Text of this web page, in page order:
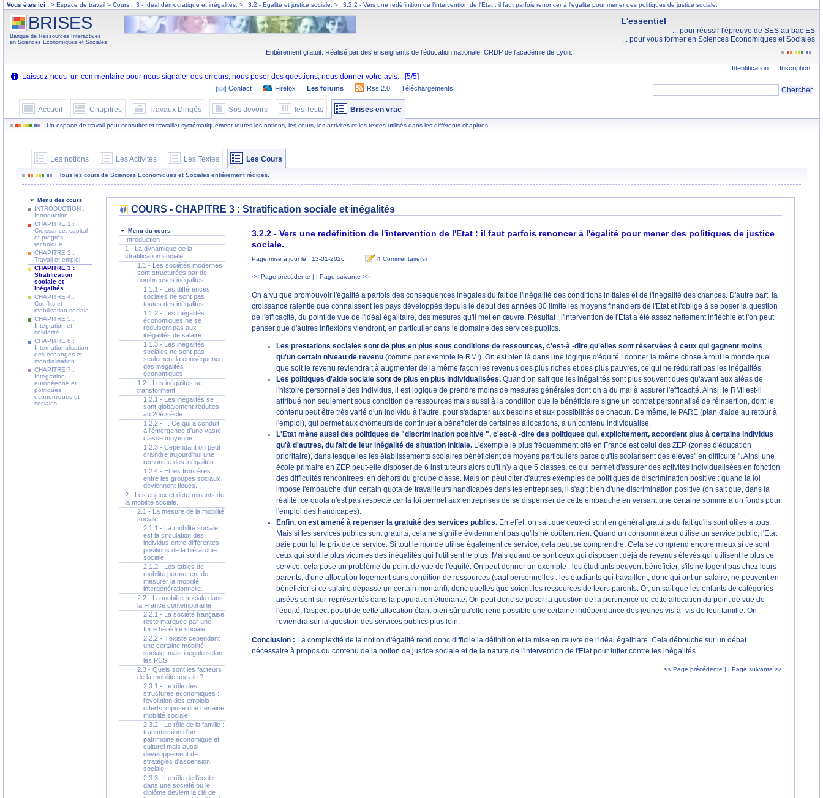
Vous êtes ici : > Espace de travail > Cours 3 - Idéal démocratique et inégalités. > 3.2 - Egalité et justice sociale. > 3.2.2 - Vers une redéfinition de l'intervention de l'Etat : il faut parfois renoncer à l'égalité pour mener des politiques de justice sociale.
L'essentiel
... pour réussir l'épreuve de SES au bac ES
... pour vous former en Sciences Economiques et Sociales
BRISES
Banque de Ressources Interactives
en Sciences Economiques et Sociales
Entièrement gratuit. Réalisé par des enseignants de l'éducation nationale. CRDP de l'académie de Lyon.
Identification Inscription
Contact Firefox Les forums Rss 2.0 Téléchargements
Accueil Chapitres Travaux Dirigés Sos devoirs les Tests Brises en vrac
Un espace de travail pour consulter et travailler systématiquement toutes les notions, les cours, les activites et les textes utilisés dans les différents chapitres
Les notions Les Activités Les Textes Les Cours
Tous les cours de Sciences Economiques et Sociales entièrement rédigés.
Menu des cours
INTRODUCTION :
Introduction
CHAPITRE 1 :
Croissance, capital
et progrès
technique
CHAPITRE 2 :
Travail et emploi
CHAPITRE 3 :
Stratification
sociale et
inégalités
CHAPITRE 4 :
Conflits et
mobilisation sociale
CHAPITRE 5 :
Intégration et
solidarité
CHAPITRE 6 :
Internationalisation
des échanges et
mondialisation
CHAPITRE 7 :
Intégration
européenne et
politiques
économiques et
sociales
COURS - CHAPITRE 3 : Stratification sociale et inégalités
Menu du cours
Introduction
1 - La dynamique de la
stratification sociale.
1.1 - Les sociétés modernes
sont structurées par de
nombreuses inégalités.
1.1.1 - Les différences
sociales ne sont pas
toutes des inégalités.
1.1.2 - Les inégalités
économiques ne se
réduisent pas aux
inégalités de salaire.
1.1.3 - Les inégalités
sociales ne sont pas
seulement la conséquence
des inégalités
économiques.
1.2 - Les inégalités se
transforment.
1.2.1 - Les inégalités se
sont globalement réduites
au 20è siècle.
1.2.2 - ... Ce qui a conduit
à l'émergence d'une vaste
classe moyenne.
1.2.3 - Cependant on peut
craindre aujourd'hui une
remontée des inégalités.
1.2.4 - Et les frontières
entre les groupes sociaux
deviennent floues.
2 - Les enjeux et déterminants de
la mobilité sociale.
2.1 - La mesure de la mobilité
sociale.
2.1.1 - La mobilité sociale
est la circulation des
individus entre différentes
positions de la hiérarchie
sociale.
2.1.2 - Les tables de
mobilité permettent de
mesurer la mobilité
intergénérationnelle.
2.2 - La mobilité sociale dans
la France contemporaine.
2.2.1 - La société française
reste marquée par une
forte hérédité sociale.
2.2.2 - Il existe cependant
une certaine mobilité
sociale, mais inégale selon
les PCS.
2.3 - Quels sont les facteurs
de la mobilité sociale ?
2.3.1 - Le rôle des
structures économiques :
l'évolution des emplois
offerts impose une certaine
mobilité sociale.
2.3.2 - Le rôle de la famille :
transmission d'un
patrimoine économique et
culturel mais aussi
développement de
stratégies d'ascension
sociale.
2.3.3 - Le rôle de l'école :
dans une société où le
diplôme devient la clé de
3.2.2 - Vers une redéfinition de l'intervention de l'Etat : il faut parfois renoncer à l'égalité pour mener des politiques de justice
sociale.
Page mise à jour le : 13-01-2026 4 Commentaire(s)
<< Page précédente | | Page suivante >>
On a vu que promouvoir l'égalité a parfois des conséquences inégales du fait de l'inégalité des conditions initiales et de l'inégalité des chances. D'autre part, la
croissance ralentie que connaissent les pays développés depuis le début des années 80 limite les moyens financiers de l'Etat et l'oblige à se poser la question
de l'efficacité, du point de vue de l'idéal égalitaire, des mesures qu'il met en œuvre. Résultat : l'intervention de l'Etat a été assez nettement infléchie et l'on peut
penser que d'autres inflexions viendront, en particulier dans le domaine des services publics.
Les prestations sociales sont de plus en plus sous conditions de ressources, c'est-à -dire qu'elles sont réservées à ceux qui gagnent moins
qu'un certain niveau de revenu(comme par exemple le RMI). On est bien là dans une logique d'équité : donner la même chose à tout le monde quel
que soit le revenu reviendrait à augmenter de la même façon les revenus des plus riches et des plus pauvres, ce qui ne réduirait pas les inégalités.
Les politiques d'aide sociale sont de plus en plus individualisées.Quand on sait que les inégalités sont plus souvent dues qu'avant aux aléas de
l'histoire personnelle des individus, il est logique de prendre moins de mesures générales dont on a du mal à assurer l'efficacité. Ainsi, le RMI est-il
attribué non seulement sous condition de ressources mais aussi à la condition que le bénéficiaire signe un contrat personnalisé de réinsertion, dont le
contenu peut être très varié d'un individu à l'autre, pour s'adapter aux besoins et aux possibilités de chacun. De même, le PARE (plan d'aide au retour à
l'emploi), qui permet aux chômeurs de continuer à bénéficier de certaines allocations, a un contenu individualisé.
L'Etat mène aussi des politiques de "discrimination positive ", c'est-à -dire des politiques qui, explicitement, accordent plus à certains individus
qu'à d'autres, du fait de leur inégalité de situation initiale.L'exemple le plus fréquemment cité en France est celui des ZEP (zones d'éducation
prioritaire), dans lesquelles les établissements scolaires bénéficient de moyens particuliers parce qu'ils scolarisent des élèves" en difficulté ". Ainsi une
école primaire en ZEP peut-elle disposer de 6 instituteurs alors qu'il n'y a que 5 classes, ce qui permet d'assurer des activités individualisées en fonction
des difficultés rencontrées, en dehors du groupe classe. Mais on peut citer d'autres exemples de politiques de discrimination positive : quand la loi
impose l'embauche d'un certain quota de travailleurs handicapés dans les entreprises, il s'agit bien d'une discrimination positive (on sait que, dans la
réalité, ce quota n'est pas respecté car la loi permet aux entreprises de se dispenser de cette embauche en versant une certaine somme à un fonds pour
l'emploi des handicapés).
Enfin, on est amené à repenser la gratuité des services publics.En effet, on sait que ceux-ci sont en général gratuits du fait qu'ils sont utiles à tous.
Mais si les services publics sont gratuits, cela ne signifie évidemment pas qu'ils ne coûtent rien. Quand un consommateur utilise un service public, l'Etat
paie pour lui le prix de ce service. Si tout le monde utilise également ce service, cela peut se comprendre. Cela se comprend encore mieux si ce sont
ceux qui sont le plus victimes des inégalités qui l'utilisent le plus. Mais quand ce sont ceux qui disposent déjà de revenus élevés qui utilisent le plus ce
service, cela pose un problème du point de vue de l'équité. On peut donner un exemple : les étudiants peuvent bénéficier, s'ils ne logent pas chez leurs
parents, d'une allocation logement sans condition de ressources (sauf personnelles : les étudiants qui travaillent, donc qui ont un salaire, ne peuvent en
bénéficier si ce salaire dépasse un certain montant), donc quelles que soient les ressources de leurs parents. Or, on sait que les enfants de catégories
aisées sont sur-représentés dans la population étudiante. On peut donc se poser la question de la pertinence de cette allocation du point de vue de
l'équité, l'aspect positif de cette allocation étant bien sûr qu'elle rend possible une certaine indépendance des jeunes vis-à -vis de leur famille. On
reviendra sur la question des services publics plus loin.
Conclusion : La complexité de la notion d'égalité rend donc difficile la définition et la mise en œuvre de l'idéal égalitiare. Cela débouche sur un débat
nécessaire à propos du contenu de la notion de justice sociale et de la nature de l'intervention de l'Etat pour lutter contre les inégalités.
<< Page précédente | | Page suivante >>